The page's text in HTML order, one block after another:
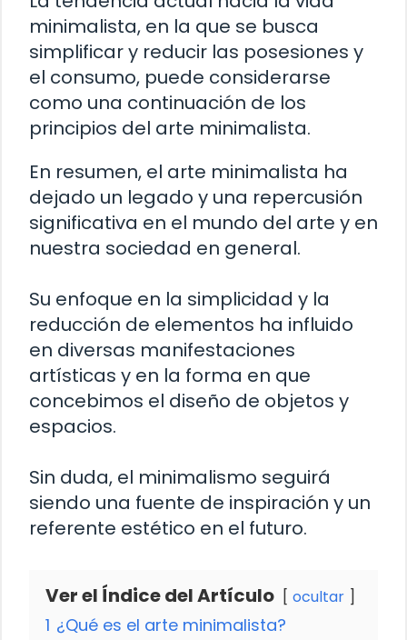
minimalista, en la que se busca
simplificar y reducir las posesiones y
el consumo, puede considerarse
como una continuación de los
principios del arte minimalista.
En resumen, el arte minimalista ha
dejado un legado y una repercusión
significativa en el mundo del arte y en
nuestra sociedad en general.
Su enfoque en la simplicidad y la
reducción de elementos ha influido
en diversas manifestaciones
artísticas y en la forma en que
concebimos el diseño de objetos y
espacios.
Sin duda, el minimalismo seguirá
siendo una fuente de inspiración y un
referente estético en el futuro.
Ver el Índice del Artículo ocultar
1 ¿Qué es el arte minimalista?